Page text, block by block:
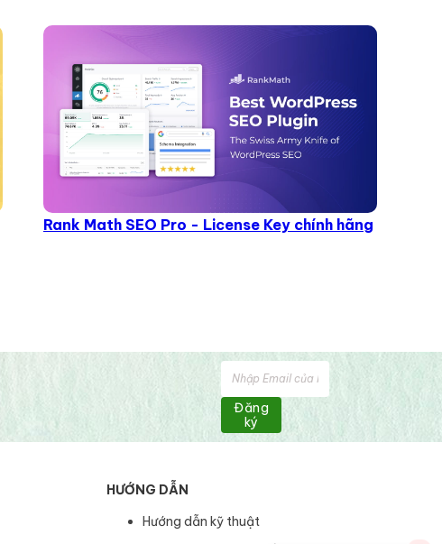
Rank Math SEO Pro - License Key chính hãng
Đăng
ký
HƯỚNG DẪN
Hướng dẫn kỹ thuật